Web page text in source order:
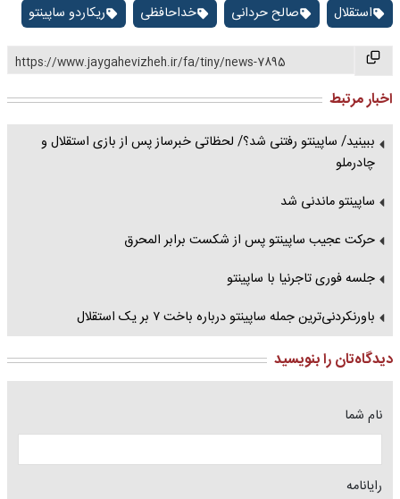
استقلال صالح حردانی خداحافظی ریکاردو ساپینتو
https://www.jaygahevizheh.ir/fa/tiny/news-7895
اخبار مرتبط
ببینید/ ساپینتو رفتنی شد؟/ لحظاتی خبرساز پس از بازی استقلال و
چادرملو
ساپینتو ماندنی شد
حرکت عجیب ساپینتو پس از شکست برابر المحرق
جلسه فوری تاجرنیا با ساپینتو
باورنکردنی‌ترین جمله ساپینتو درباره باخت ۷ بر یک استقلال
دیدگاه‌تان را بنویسید
نام شما
رایانامه